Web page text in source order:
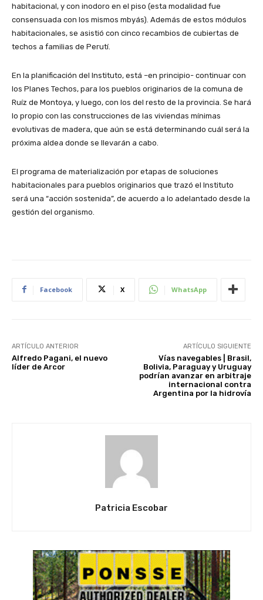
habitacional, y con inodoro en el piso (esta modalidad fue
consensuada con los mismos mbyás). Además de estos módulos
habitacionales, se asistió con cinco recambios de cubiertas de
techos a familias de Perutí.
En la planificación del Instituto, está –en principio- continuar con
los Planes Techos, para los pueblos originarios de la comuna de
Ruíz de Montoya, y luego, con los del resto de la provincia. Se hará
lo propio con las construcciones de las viviendas mínimas
evolutivas de madera, que aún se está determinando cuál será la
próxima aldea donde se llevarán a cabo.
El programa de materialización por etapas de soluciones
habitacionales para pueblos originarios que trazó el Instituto
será una “acción sostenida”, de acuerdo a lo adelantado desde la
gestión del organismo.
Facebook X WhatsApp
ARTÍCULO ANTERIOR
Alfredo Pagani, el nuevo
líder de Arcor
ARTÍCULO SIGUIENTE
Vías navegables | Brasil,
Bolivia, Paraguay y Uruguay
podrían avanzar en arbitraje
internacional contra
Argentina por la hidrovía
Patricia Escobar